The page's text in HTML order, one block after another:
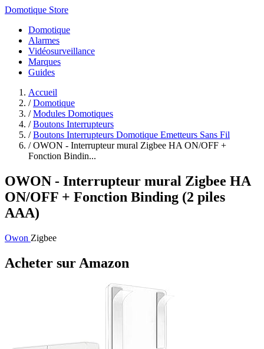
Domotique Store
Domotique
Alarmes
Vidéosurveillance
Marques
Guides
Accueil
/ Domotique
/ Modules Domotiques
/ Boutons Interrupteurs
/ Boutons Interrupteurs Domotique Emetteurs Sans Fil
/ OWON - Interrupteur mural Zigbee HA ON/OFF +
Fonction Bindin...
OWON - Interrupteur mural Zigbee HA
ON/OFF + Fonction Binding (2 piles
AAA)
Owon Zigbee
Acheter sur Amazon